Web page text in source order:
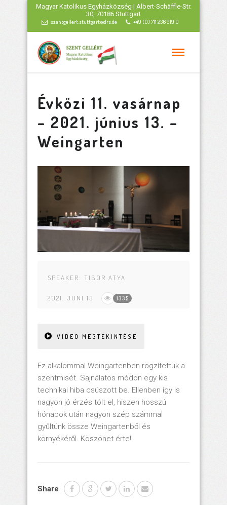
Magyar Katolikus Egyházközség | Albert-Schäffle-Str.
30, 70186 Stuttgart
szentgellert.stuttgart@drs.de +49 (0) 711 236 919 0
Évközi 11. vasárnap
– 2021. június 13. –
Weingarten
SPEAKER: TIBOR ATYA
2021. JUNI 13 1335
VIDEO MEGTEKINTÉSE
Ez alkalommal Weingartenben rögzítettük a
szentmisét. Sajnálatos módon egy kis
technikai hiba csúszott be. Ellenben így is
nagyon jó érzés tölt el, hiszen hosszú
hónapok után nagyon szép számmal
gyűltünk össze Weingartenből és
környékéről. Köszönet érte!
Share